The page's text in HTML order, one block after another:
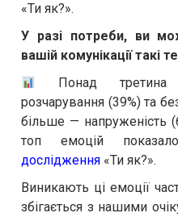
«Ти як?».
У разі потреби, ви
вашій комунікації такі
Понад третина
розчарування (39%) та
більше — напруженість
топ емоцій
дослідження «Ти як?».
Виникають ці емоції
збігається з нашими